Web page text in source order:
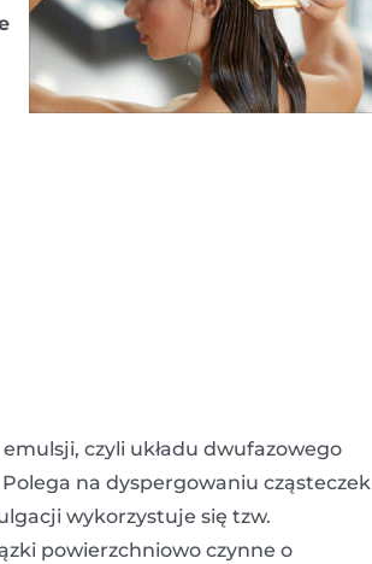
czyli układu dwufazowego
na dyspergowaniu cząsteczek
wykorzystuje się tzw.
powierzchniowo czynne o